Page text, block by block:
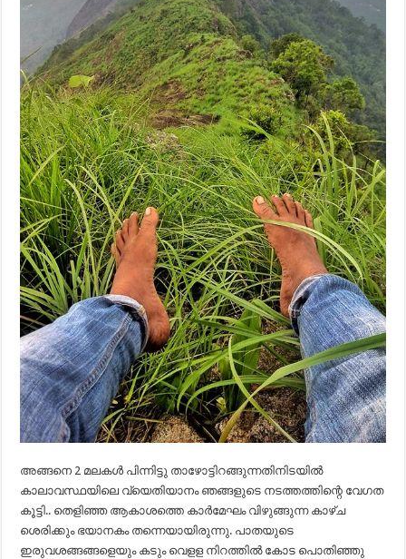
അങ്ങനെ 2 മലകൾ പിന്നിട്ടു താഴോട്ടിറങ്ങുന്നതിനിടയിൽ
കാലാവസ്ഥയിലെ വ്യെതിയാനം ഞങ്ങളുടെ നടത്തത്തിന്റെ വേഗത
കൂട്ടി.. തെളിഞ്ഞ ആകാശത്തെ കാർമേഘം വിഴുങ്ങുന്ന കാഴ്ച
ശെരിക്കും ഭയാനകം തന്നെയായിരുന്നു. പാതയുടെ
ഇരുവശങ്ങങ്ങളെയും കടും വെളള നിറത്തിൽ കോട പൊതിഞ്ഞു